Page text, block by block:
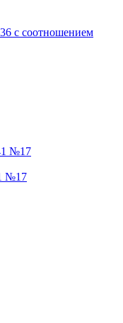
с соотношением
№17